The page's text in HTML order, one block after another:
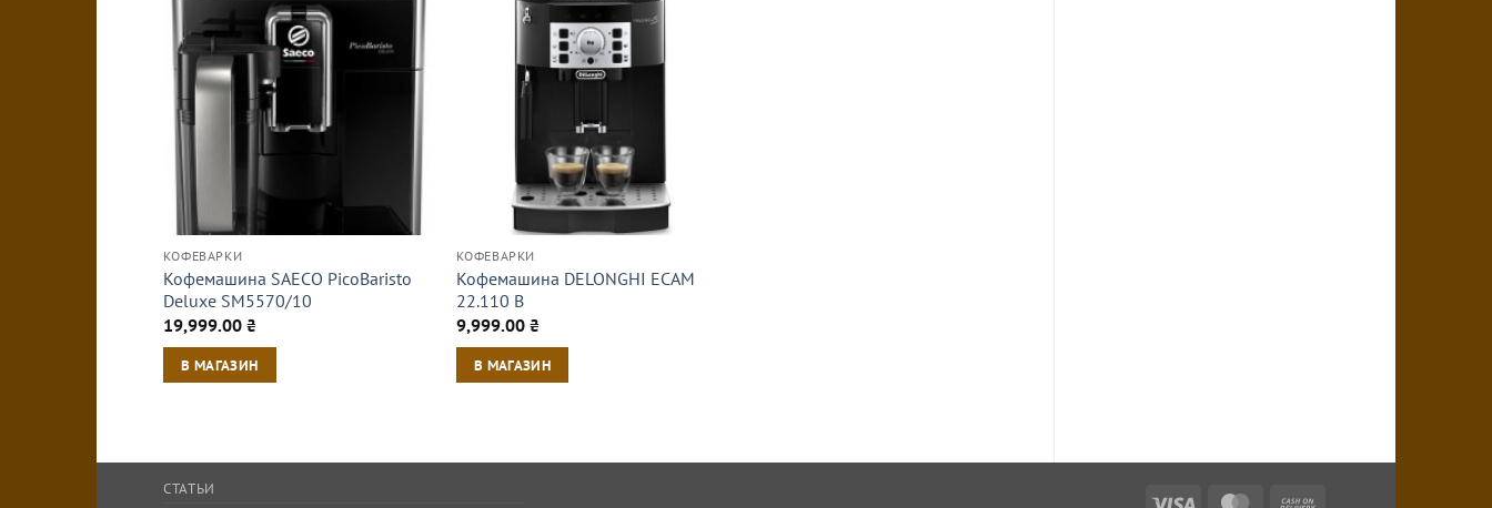
КОФЕВАРКИ
Кофемашина SAECO PicoBaristo
Deluxe SM5570/10
19,999.00 ₴
В МАГАЗИН
КОФЕВАРКИ
Кофемашина DELONGHI ECAM
22.110 B
9,999.00 ₴
В МАГАЗИН
Visa MasterCard
СТАТЬИ